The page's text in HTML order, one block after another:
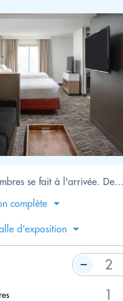
se fait à l'arrivée. De...
complète
d'exposition